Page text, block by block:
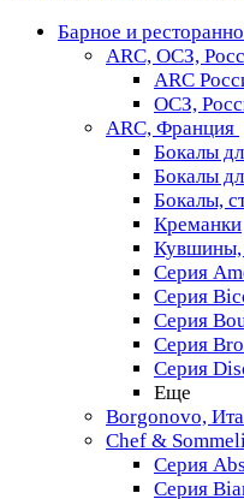
Барное и
ARC, ОСЗ,
ARC
ОСЗ,
ARC, Франция
Бокалы
Бокалы
Бокалы,
Креманки
Кувшины,
Серия
Серия
Серия
Серия
Серия
Еще
Borgonovo,
Chef &
Серия
Серия